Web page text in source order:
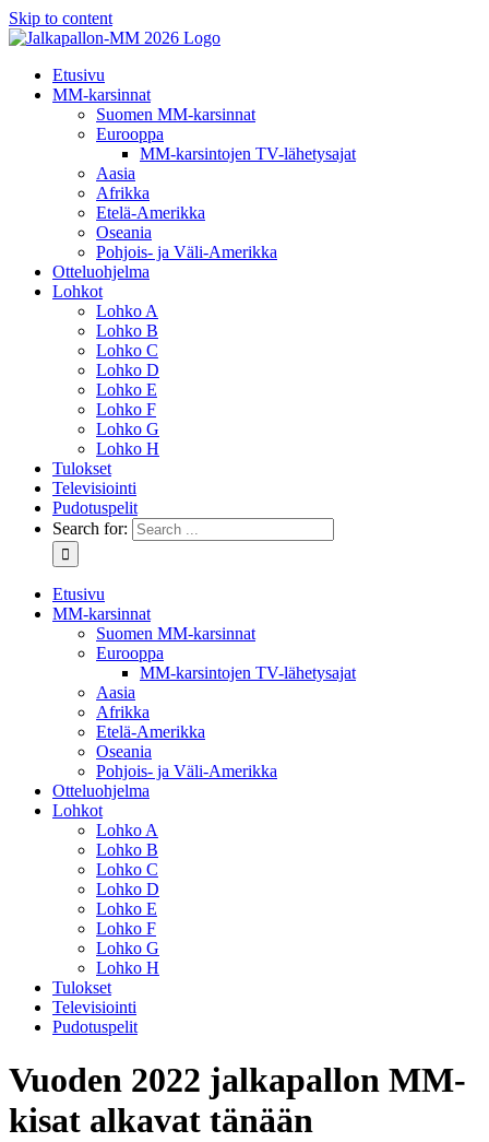
Skip to content
Etusivu
MM-karsinnat
Suomen MM-karsinnat
Eurooppa
MM-karsintojen TV-lähetysajat
Aasia
Afrikka
Etelä-Amerikka
Oseania
Pohjois- ja Väli-Amerikka
Otteluohjelma
Lohkot
Lohko A
Lohko B
Lohko C
Lohko D
Lohko E
Lohko F
Lohko G
Lohko H
Tulokset
Televisiointi
Pudotuspelit
Search for:
Etusivu
MM-karsinnat
Suomen MM-karsinnat
Eurooppa
MM-karsintojen TV-lähetysajat
Aasia
Afrikka
Etelä-Amerikka
Oseania
Pohjois- ja Väli-Amerikka
Otteluohjelma
Lohkot
Lohko A
Lohko B
Lohko C
Lohko D
Lohko E
Lohko F
Lohko G
Lohko H
Tulokset
Televisiointi
Pudotuspelit
Vuoden 2022 jalkapallon MM-
kisat alkavat tänään